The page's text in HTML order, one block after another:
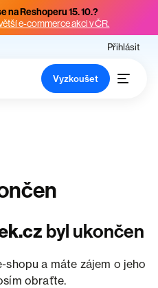
na Reshoperu 15. 10.?
e-commerce akci v ČR.
Přihlásit
Vyzkoušet
byl ukončen
a máte zájem o jeho
obraťte.